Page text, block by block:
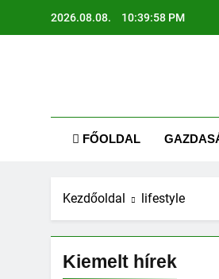
2026.08.08. 10:39:59 PM
FŐOLDAL
Kezdőoldal lifestyle
Kiemelt hírek